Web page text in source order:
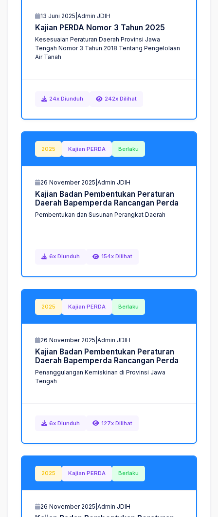
13 Juni 2025 Admin JDIH
Kajian PERDA Nomor 3 Tahun 2025
Kesesuaian Peraturan Daerah Provinsi Jawa
Tengah Nomor 3 Tahun 2018 Tentang Pengelolaan
Air Tanah
24x Diunduh 242x Dilihat
2025 Kajian PERDA Berlaku
26 November 2025 Admin JDIH
Kajian Badan Pembentukan Peraturan
Daerah Bapemperda Rancangan Perda
Pembentukan dan Susunan Perangkat Daerah
6x Diunduh 154x Dilihat
2025 Kajian PERDA Berlaku
26 November 2025 Admin JDIH
Kajian Badan Pembentukan Peraturan
Daerah Bapemperda Rancangan Perda
Penanggulangan Kemiskinan di Provinsi Jawa
Tengah
6x Diunduh 127x Dilihat
2025 Kajian PERDA Berlaku
26 November 2025 Admin JDIH